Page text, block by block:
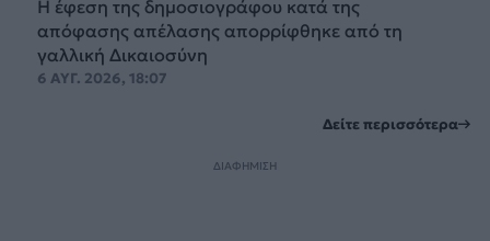
Η έφεση της δημοσιογράφου κατά της
απόφασης απέλασης απορρίφθηκε από τη
γαλλική Δικαιοσύνη
6 ΑΥΓ. 2026, 18:07
Δείτε περισσότερα
ΔΙΑΦΗΜΙΣΗ